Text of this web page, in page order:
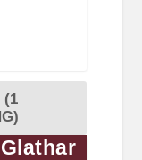
(1